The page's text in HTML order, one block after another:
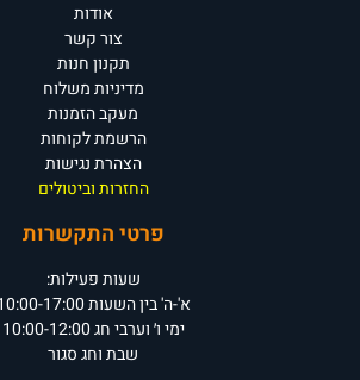
אודות
צור קשר
תקנון חנות
מדיניות משלוח
מעקב הזמנות
הרשמת לקוחות
הצהרת נגישות
החזרות וביטולים
פרטי התקשרות
שעות פעילות:
א'-ה' בין השעות 10:00-17:00
ימי ו׳ וערבי חג 10:00-12:00
שבת וחג סגור